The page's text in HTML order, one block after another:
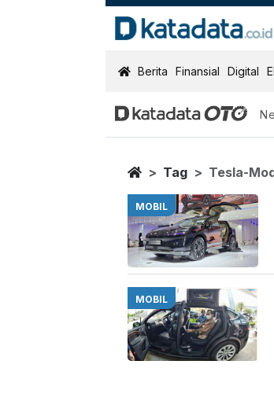
KatadataOTO
Berita Finansial Digital
Tesla
Berita
Home
Tag Tesla-
MOBIL
MOBIL